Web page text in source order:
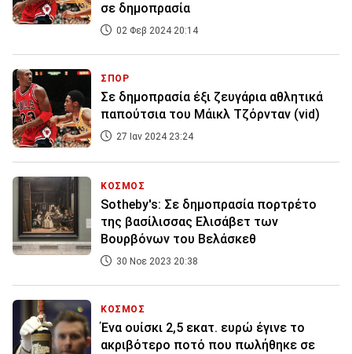
σε δημοπρασία
02 Φεβ 2024 20:14
ΣΠΟΡ
Σε δημοπρασία έξι ζευγάρια αθλητικά
παπούτσια του Μάικλ Τζόρνταν (vid)
27 Ιαν 2024 23:24
ΚΟΣΜΟΣ
Sotheby's: Σε δημοπρασία πορτρέτο
της βασίλισσας Ελισάβετ των
Βουρβόνων του Βελάσκεθ
30 Νοε 2023 20:38
ΚΟΣΜΟΣ
Ένα ουίσκι 2,5 εκατ. ευρώ έγινε το
ακριβότερο ποτό που πωλήθηκε σε